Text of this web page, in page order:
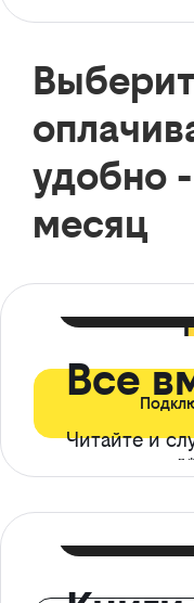
удобно
месяц
Все
Читайте и
ограничений*